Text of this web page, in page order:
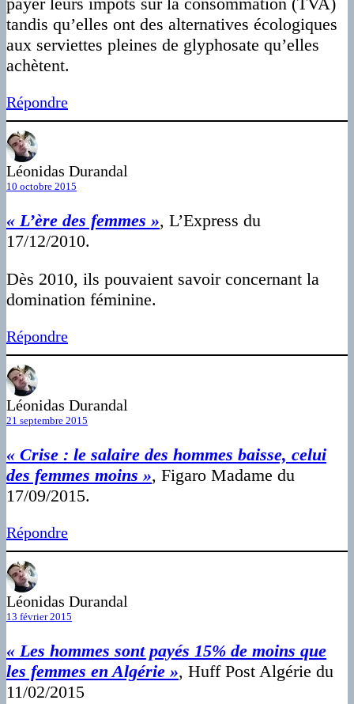
tandis qu’elles ont des alternatives écologiques
aux serviettes pleines de glyphosate qu’elles
achètent.
Répondre
Léonidas Durandal
10 octobre 2015
« L’ère des femmes », L’Express du
17/12/2010.
Dès 2010, ils pouvaient savoir concernant la
domination féminine.
Répondre
Léonidas Durandal
21 septembre 2015
« Crise : le salaire des hommes baisse, celui
des femmes moins », Figaro Madame du
17/09/2015.
Répondre
Léonidas Durandal
13 février 2015
« Les hommes sont payés 15% de moins que
les femmes en Algérie », Huff Post Algérie du
11/02/2015